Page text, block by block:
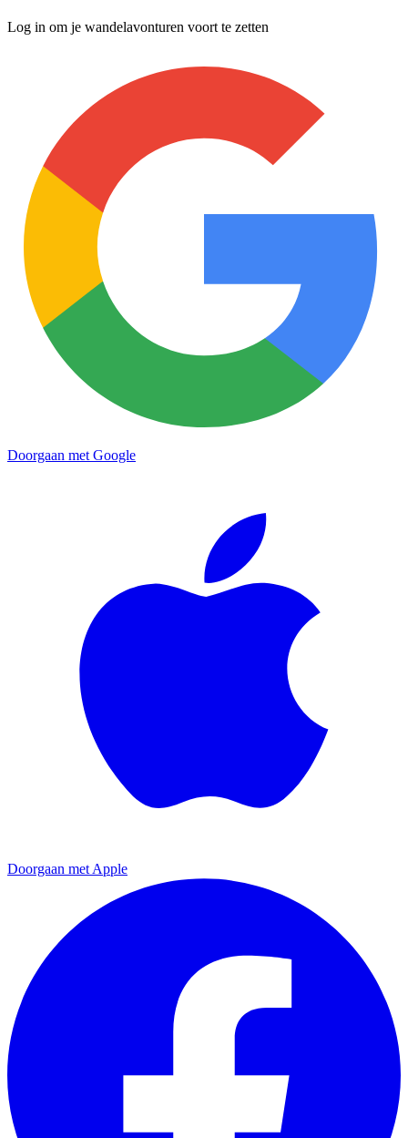
Log in om je wandelavonturen voort te zetten
Doorgaan met Google
Doorgaan met Apple